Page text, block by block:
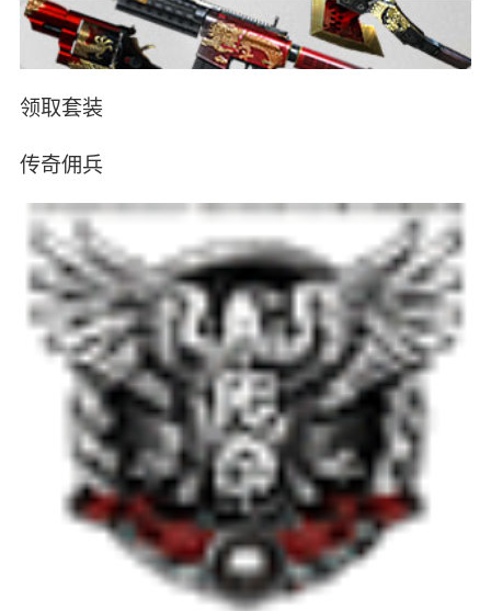
领取套装
传奇佣兵